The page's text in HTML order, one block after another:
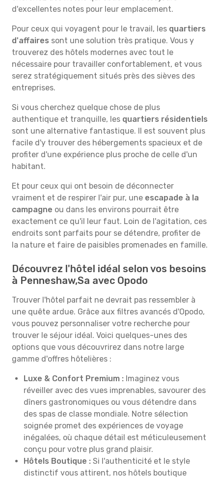
d'excellentes notes pour leur emplacement.
Pour ceux qui voyagent pour le travail, les quartiers
d'affaires sont une solution très pratique. Vous y
trouverez des hôtels modernes avec tout le
nécessaire pour travailler confortablement, et vous
serez stratégiquement situés près des sièves des
entreprises.
Si vous cherchez quelque chose de plus
authentique et tranquille, les quartiers résidentiels
sont une alternative fantastique. Il est souvent plus
facile d'y trouver des hébergements spacieux et de
profiter d'une expérience plus proche de celle d'un
habitant.
Et pour ceux qui ont besoin de déconnecter
vraiment et de respirer l'air pur, une escapade à la
campagne ou dans les environs pourrait être
exactement ce qu'il leur faut. Loin de l'agitation, ces
endroits sont parfaits pour se détendre, profiter de
la nature et faire de paisibles promenades en famille.
Découvrez l'hôtel idéal selon vos besoins
à Penneshaw,Sa avec Opodo
Trouver l'hôtel parfait ne devrait pas ressembler à
une quête ardue. Grâce aux filtres avancés d'Opodo,
vous pouvez personnaliser votre recherche pour
trouver le séjour idéal. Voici quelques-unes des
options que vous découvrirez dans notre large
gamme d'offres hôtelières :
Luxe & Confort Premium : Imaginez vous
réveiller avec des vues imprenables, savourer des
dîners gastronomiques ou vous détendre dans
des spas de classe mondiale. Notre sélection
soignée promet des expériences de voyage
inégalées, où chaque détail est méticuleusement
conçu pour votre plus grand plaisir.
Hôtels Boutique : Si l'authenticité et le style
distinctif vous attirent, nos hôtels boutique